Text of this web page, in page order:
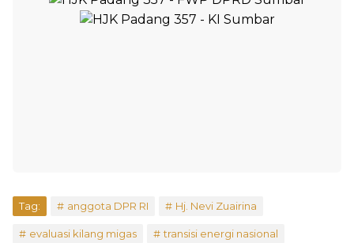
Tag: anggota DPR RI Hj. Nevi Zuairina
evaluasi kilang migas transisi energi nasional